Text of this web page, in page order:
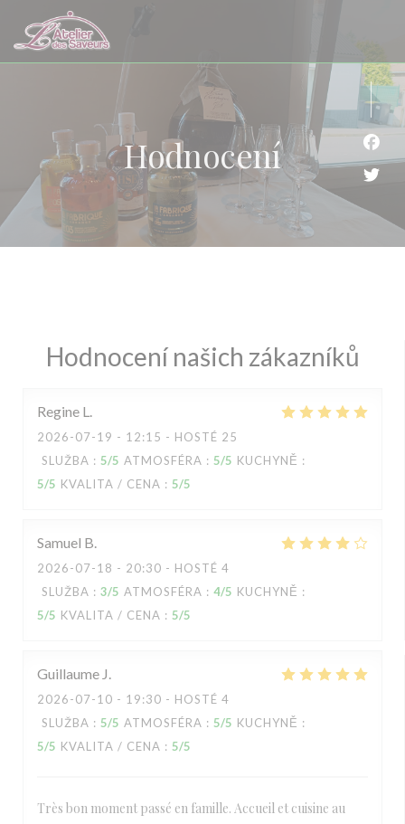
Panel pro správu cookies
Hodnocení
Hodnocení našich zákazníků
Regine L
2026-07-19 - 12:15 - HOSTÉ 25
SLUŽBA : 5/5 ATMOSFÉRA : 5/5 KUCHYNĚ :
5/5 KVALITA / CENA : 5/5
Samuel B
2026-07-18 - 20:30 - HOSTÉ 4
SLUŽBA : 3/5 ATMOSFÉRA : 4/5 KUCHYNĚ :
5/5 KVALITA / CENA : 5/5
Guillaume J
2026-07-10 - 19:30 - HOSTÉ 4
SLUŽBA : 5/5 ATMOSFÉRA : 5/5 KUCHYNĚ :
5/5 KVALITA / CENA : 5/5
Très bon moment passé en famille. Accueil et cuisine au